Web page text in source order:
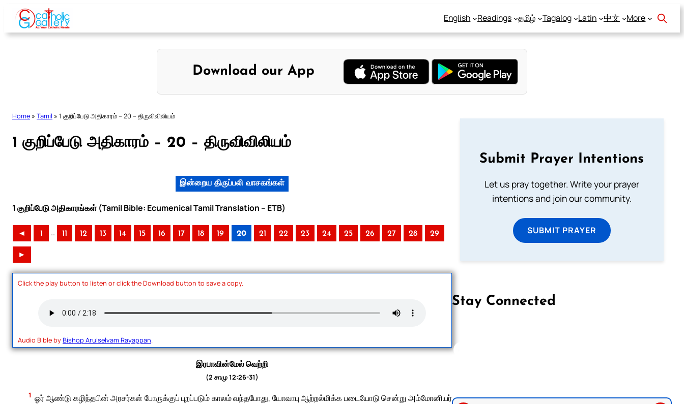
Skip
content
English Readings தமிழ் Tagalog Latin 中文 More
Download our App
Home » Tamil » 1 குறிப்பேடு அதிகாரம் – 20 – திருவிவிலியம்
1 குறிப்பேடு அதிகாரம் – 20 – திருவிவிலியம்
இன்றைய திருப்பலி வாசகங்கள்
1 குறிப்பேடு அதிகாரங்கள் (Tamil Bible: Ecumenical Tamil Translation – ETB)
◄ 1 .. 11 12 13 14 15 16 17 18 19 20 21 22 23 24 25 26 27 28 29
►
Click the play button to listen or click the Download button to save a copy.
Audio Bible byBishop Arulselvam Rayappan.
இரபாவின்மேல் வெற்றி
(2 சாமு 12:26-31)
1 ஓர் ஆண்டு கழிந்தபின் அரசர்கள் போருக்குப் புறப்படும் காலம் வந்தபோது, யோவாபு ஆற்றல்மிக்க படையோடு சென்று அம்மோனியர்
Submit Prayer Intentions
Let us pray together. Write your prayer
intentions and join our community.
SUBMIT PRAYER
Stay Connected
Follow us on Facebook